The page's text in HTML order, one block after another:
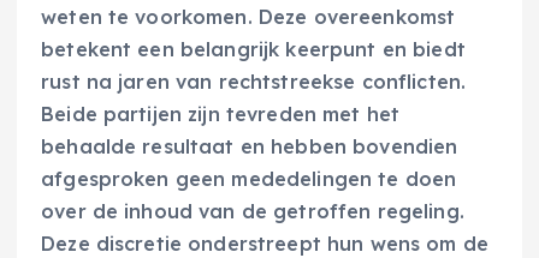
weten te voorkomen. Deze overeenkomst
betekent een belangrijk keerpunt en biedt
rust na jaren van rechtstreekse conflicten.
Beide partijen zijn tevreden met het
behaalde resultaat en hebben bovendien
afgesproken geen mededelingen te doen
over de inhoud van de getroffen regeling.
Deze discretie onderstreept hun wens om de